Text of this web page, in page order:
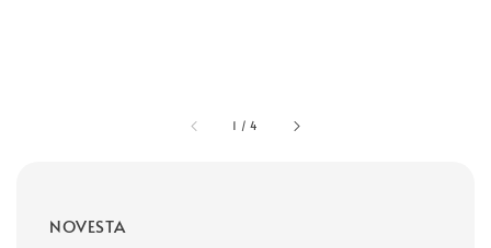
1 /4
NOVESTA